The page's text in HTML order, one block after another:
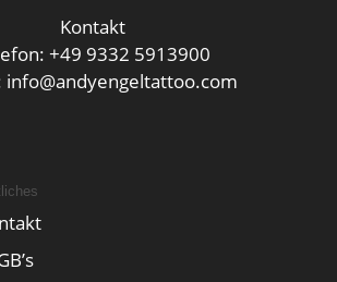
Kontakt
+49 9332 5913900
info@andyengeltattoo.com